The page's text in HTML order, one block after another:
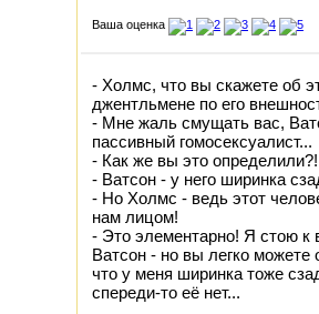
Ваша оценка
- Холмс, что вы скажете об
джентльмене по его
- Мне жаль смущать вас,
пассивный гомосексуалист...
- Как же вы это определили?!
- Ватсон - у него ширинка
- Но Холмс - ведь этот
нам лицом!
- Это элементарно! Я стою к
Ватсон - но вы легко можете
что у меня ширинка тоже
спереди-то её нет...